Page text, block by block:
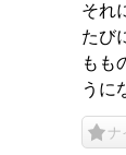
それ
たび
もも
うに
ナ